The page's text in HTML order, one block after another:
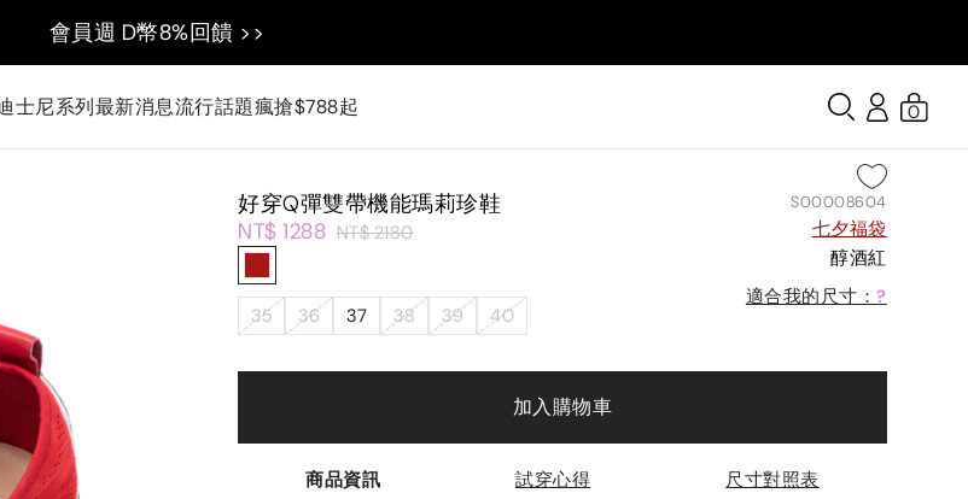
會員週 D幣8%回饋 >>
士尼系列最新消息流行話題瘋搶$788起 0
好穿Q彈雙帶機能瑪莉珍鞋 S00008604
NT$ 1288 NT$ 2180
七夕福袋
醇酒紅
35 36 37 38 39 40
適合我的尺寸：?
加入購物車
商品資訊 試穿心得 尺寸對照表